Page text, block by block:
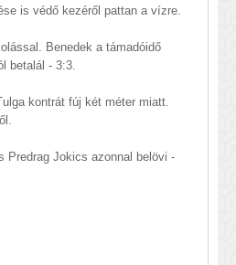
is védő kezéről pattan a vízre.
Benedek a támadóidő
betalál - 3:3.
kontrát fúj két méter miatt.
Predrag Jokics azonnal belövi -